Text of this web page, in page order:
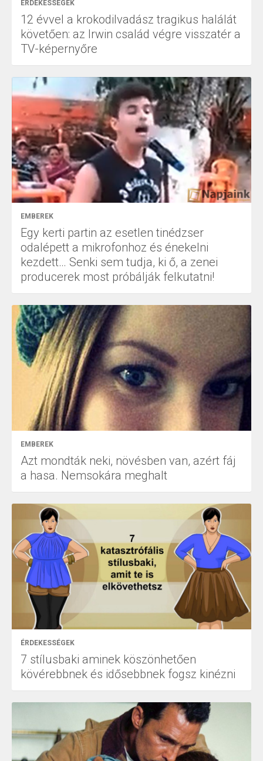
ÉRDEKESSÉGEK
12 évvel a krokodilvadász tragikus halálát
követően: az Irwin család végre visszatér a
TV-képernyőre
EMBEREK
Egy kerti partin az esetlen tinédzser
odalépett a mikrofonhoz és énekelni
kezdett… Senki sem tudja, ki ő, a zenei
producerek most próbálják felkutatni!
EMBEREK
Azt mondták neki, növésben van, azért fáj
a hasa. Nemsokára meghalt
ÉRDEKESSÉGEK
7 stílusbaki aminek köszönhetően
kövérebbnek és idősebbnek fogsz kinézni